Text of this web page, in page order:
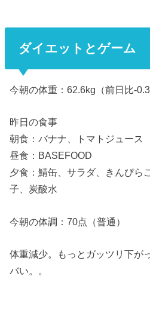
ダイエットとゲーム
今朝の体重：62.6kg（前日比-
昨日の食事
朝食：バナナ、トマトジュース
昼食：BASEFOOD
夕食：鯖缶、サラダ、きんぴら
子、炭酸水
今朝の体調：70点（普通）
体重減少。もっとガッツリ下が
バい。。